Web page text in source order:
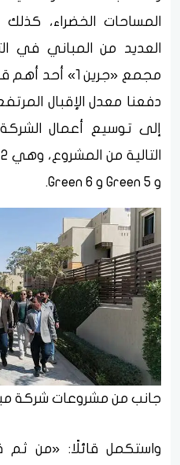
المساحات الخضراء،
العديد من المباني في
مجمع «جرين 1»
دفعنا معدل الإقبال
إلى توسيع أعمال
و Green 5 و Green 6.
جانب من مشروعات شركة